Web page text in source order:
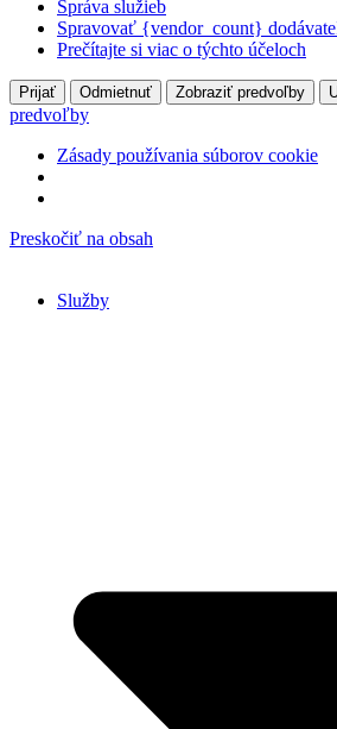
Správa služieb
Spravovať {vendor_count}
Prečítajte si viac o týchto účeloch
Prijať Odmietnuť Zobraziť predvoľby
predvoľby
Zásady používania súborov cookie
Preskočiť na obsah
Služby